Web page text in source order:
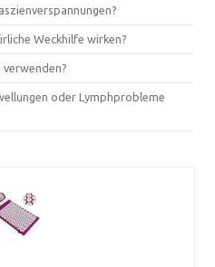
Weckhilfe wirken?
oder Lymphprobleme